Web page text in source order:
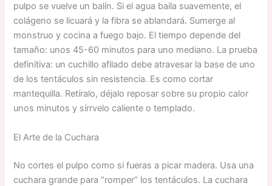
pulpo se vuelve un balín. Si el agua baila suavemente, el
colágeno se licuará y la fibra se ablandará. Sumerge al
monstruo y cocina a fuego bajo. El tiempo depende del
tamaño: unos 45-60 minutos para uno mediano. La prueba
definitiva: un cuchillo afilado debe atravesar la base de uno
de los tentáculos sin resistencia. Es como cortar
mantequilla. Retíralo, déjalo reposar sobre su propio calor
unos minutos y sírrvelo caliente o templado.
El Arte de la Cuchara
No cortes el pulpo como si fueras a picar madera. Usa una
cuchara grande para “romper” los tentáculos. La cuchara